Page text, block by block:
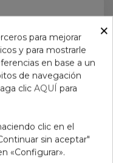
COLORS II
GREEN 3.0 GAFA
PROTECT
×
para mejorar
y para mostrarle
en base a un
de navegación
clic AQUÍ para
clic en el
sin aceptar"
«Configurar».